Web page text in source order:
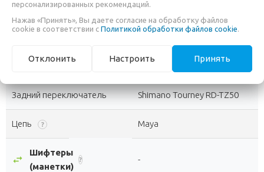
Система шатунов Leinak
Shimano Tourney FD-TZ30
Задний переключатель Shimano Tourney RD-TZ50
Цепь ? Maya
swap_horiz
Шифтеры
(манетки)
? -
персонализированных рекомендаций.
Нажав «Принять», Вы даете согласие на обработку файлов
cookie в соответствии с Политикой обработки файлов cookie.
Отклонить Настроить Принять